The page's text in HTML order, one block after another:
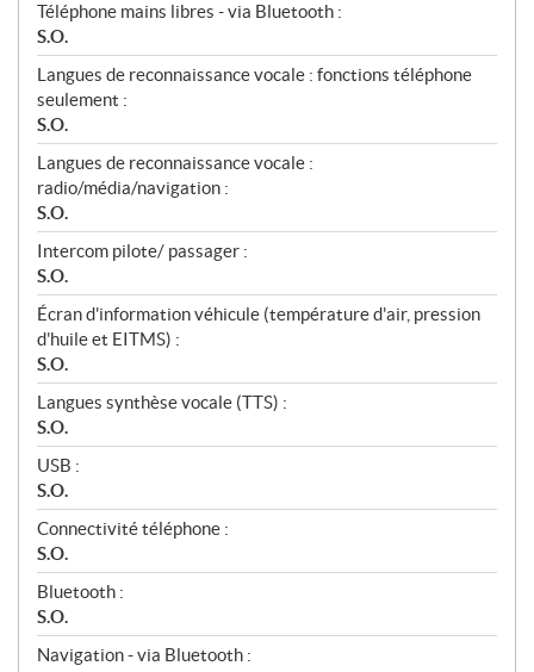
Téléphone mains libres - via Bluetooth :
S.O.
Langues de reconnaissance vocale : fonctions téléphone
seulement :
S.O.
Langues de reconnaissance vocale :
radio/média/navigation :
S.O.
Intercom pilote/ passager :
S.O.
Écran d'information véhicule (température d'air, pression
d'huile et EITMS) :
S.O.
Langues synthèse vocale (TTS) :
S.O.
USB :
S.O.
Connectivité téléphone :
S.O.
Bluetooth :
S.O.
Navigation - via Bluetooth :